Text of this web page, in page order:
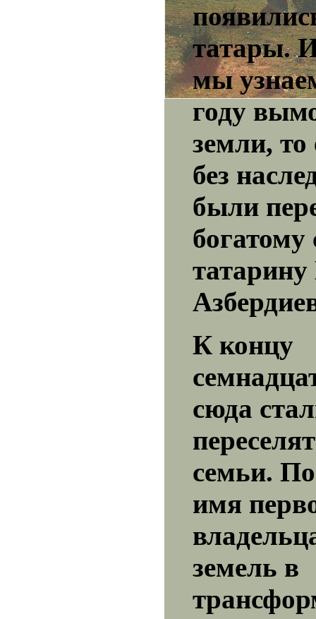
татары.
мы
году
земли, то
без
были
К концу
сюда
семьи.
имя
земель в